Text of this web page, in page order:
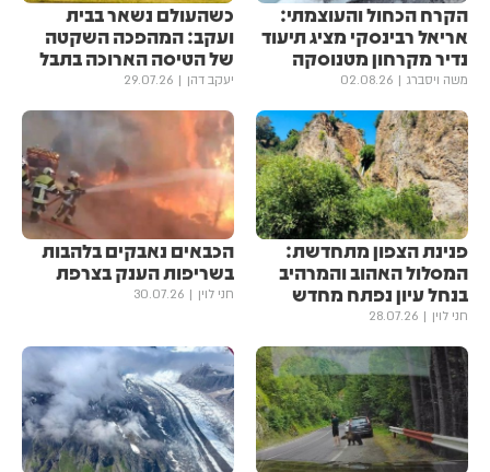
הקרח הכחול והעוצמתי:
אריאל רבינסקי מציג תיעוד
נדיר מקרחון מטנוסקה
משה ויסברג 02.08.26
כשהעולם נשאר בבית
ועקב: המהפכה השקטה
של הטיסה הארוכה בתבל
יעקב דהן 29.07.26
פנינת הצפון מתחדשת:
המסלול האהוב והמרהיב
בנחל עיון נפתח מחדש
חני לוין 28.07.26
הכבאים נאבקים בלהבות
בשריפות הענק בצרפת
חני לוין 30.07.26